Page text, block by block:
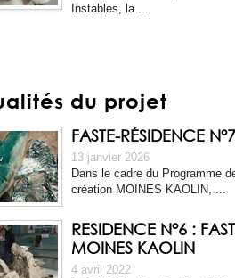
Instables, la ...
du projet
FASTE-RÉSIDENCE N°7
13 janvier 2026
Dans le cadre du Programme
création MOINES KAOLIN, ...
RESIDENCE N°6 :
MOINES KAOLIN
4 avril 2022